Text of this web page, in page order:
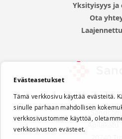
Yksityisyys ja
Ota
Evästeasetukset
Tämä verkkosivu käyttää evästeitä.
sinulle parhaan mahdollisen
verkkosivustomme käyttöä,
verkkosivuston evästeet.